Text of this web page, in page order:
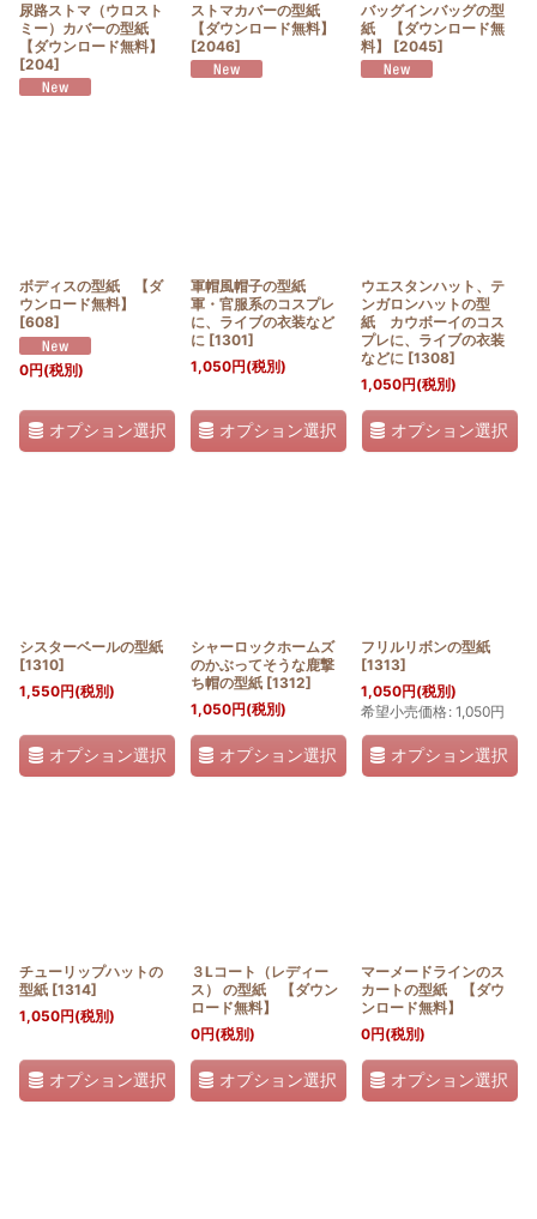
尿路ストマ（ウロスト
ミー）カバーの型紙
【ダウンロード無料】
[204]
ストマカバーの型紙
【ダウンロード無料】
[2046]
バッグインバッグの型
紙 【ダウンロード無
料】
[2045]
ボディスの型紙 【ダ
ウンロード無料】
[608]
0円(税別)
オプション選択
軍帽風帽子の型紙
軍・官服系のコスプレ
に、ライブの衣装など
に [1301]
1,050円(税別)
オプション選択
ウエスタンハット、テ
ンガロンハットの型
紙 カウボーイのコス
プレに、ライブの衣装
などに [1308]
1,050円(税別)
オプション選択
シスターベールの型紙
[1310]
1,550円(税別)
オプション選択
シャーロックホームズ
のかぶってそうな鹿撃
ち帽の型紙 [1312]
1,050円(税別)
オプション選択
フリルリボンの型紙
[1313]
1,050円(税別)
希望小売価格: 1,050円
オプション選択
チューリップハットの
型紙 [1314]
1,050円(税別)
オプション選択
３Lコート（レディー
ス） の型紙 【ダウン
ロード無料】
0円(税別)
オプション選択
マーメードラインのス
カートの型紙 【ダウ
ンロード無料】
0円(税別)
オプション選択